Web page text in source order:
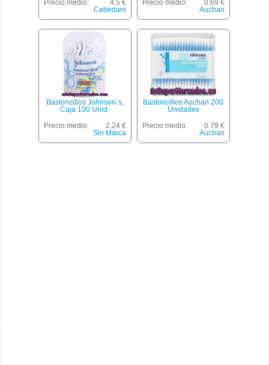
20 Unidades
Precio medio:
4.5 €
Cebedam
Precio medio:
0.69 €
Auchan
Bastoncillos Johnson`s,
Caja 100 Unid.
Precio medio:
2.24 €
Sin Marca
Bastoncillos Auchan 200
Unidades
Precio medio:
0.79 €
Auchan